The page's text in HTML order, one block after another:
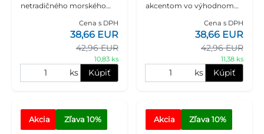
netradičného morského
Fillet with Seaweed in
Broth 24 × 70 g prináša
výhodné balenie tunia
Cena s DPH
42,96 EUR
38,66 EUR
10,83 ks
ks Kúpiť
akcentom vo výhodnom
Samostatné konzervičky
vytvoria praktickú zásobu
šťavnatých porcií
Cena s DPH
42,96 EUR
38,66 EUR
11,38 ks
ks Kúpiť
Akcia Zľava 10% Akcia Zľava 10%